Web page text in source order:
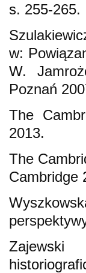
s. 255-265.
w:
W.
Poznań
The
2013.
The
Cambridge